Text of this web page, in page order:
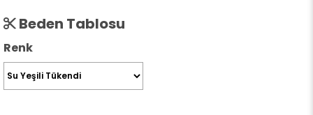
Beden Tablosu
Renk